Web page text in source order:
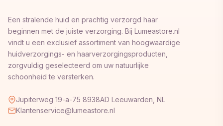
Een stralende huid en prachtig verzorgd haar
beginnen met de juiste verzorging. Bij Lumeastore.nl
vindt u een exclusief assortiment van hoogwaardige
huidverzorgings- en haarverzorgingsproducten,
zorgvuldig geselecteerd om uw natuurlijke
schoonheid te versterken.
Jupiterweg 19-a-75 8938AD Leeuwarden, NL
Klantenservice@lumeastore.nl